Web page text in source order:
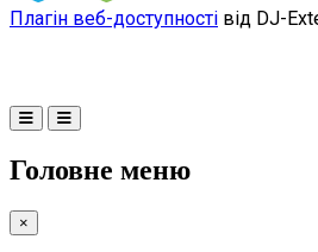
Плагін веб-доступності від DJ-
Головне меню
×